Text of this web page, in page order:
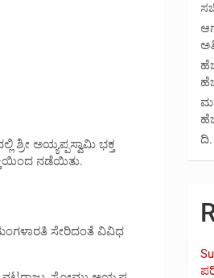
ಅಯ್ಯಪ್ಪಸ್ವಾಮಿ ಭಕ್ತ
ನಡೆಯಿತು.
ಸೇರಿದಂತೆ ವಿವಿಧ